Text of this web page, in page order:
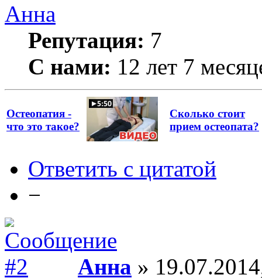
Анна
Репутация: 7
С нами: 12 лет 7
Остеопатия -
что это такое?
Сколько стоит
прием остеопата?
Ответить с цитатой
−
Анна »